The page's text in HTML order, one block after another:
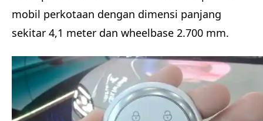
mobil perkotaan dengan dimensi panjang
sekitar 4,1 meter dan wheelbase 2.700 mm.